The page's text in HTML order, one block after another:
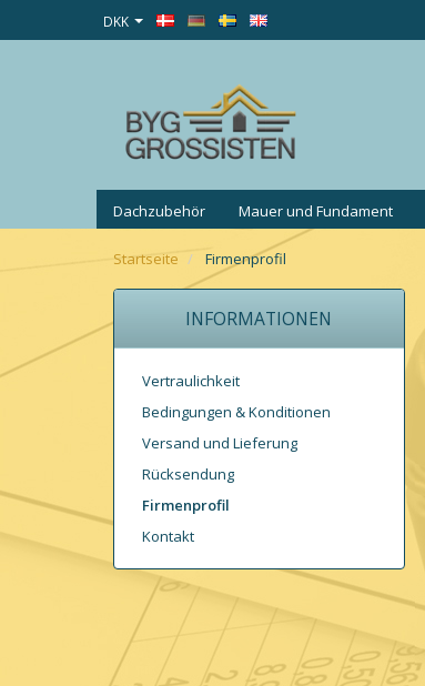
DKK
Dachzubehör Mauer und Fundament
Startseite Firmenprofil
INFORMATIONEN
Vertraulichkeit
Bedingungen & Konditionen
Versand und Lieferung
Rücksendung
Firmenprofil
Kontakt